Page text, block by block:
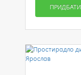
ПРИДБАТИ